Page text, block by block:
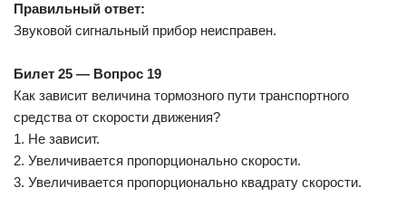
Правильный ответ:
Звуковой сигнальный прибор неисправен.
Билет 25 — Вопрос 19
Как зависит величина тормозного пути транспортного
средства от скорости движения?
1. Не зависит.
2. Увеличивается пропорционально скорости.
3. Увеличивается пропорционально квадрату скорости.